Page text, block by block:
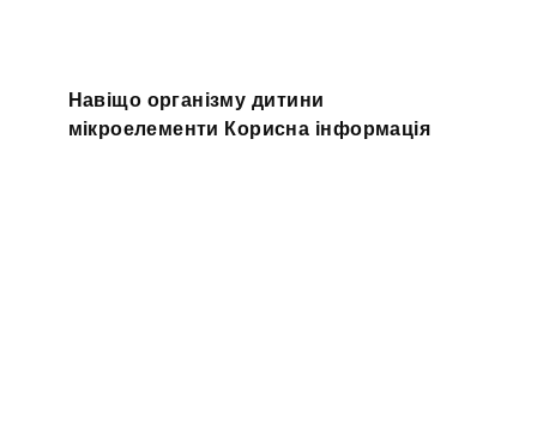
Навіщо організму дитини
мікроелементи Корисна інформація